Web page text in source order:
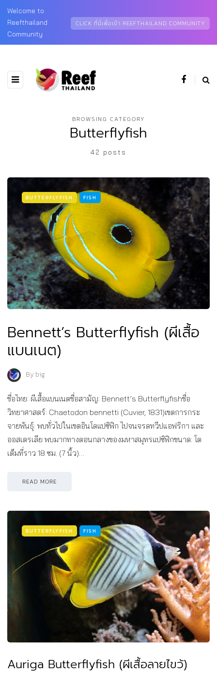
Welcome to
Reefthailand
Community
CLICK ที่นี่เพื่อเข้า REEFTHAILAND COMMUNITY
BROWSING CATEGORY
Butterflyfish
42 posts
BUTTERFLYFISH FISH
Bennett’s Butterflyfish (ผีเสื้อ
แบนเนต)
Bybig
ชื่อไทย: ผีเสื้อแบนเนตชื่อสามัญ: Bennett’s Butterflyfishชื่อ
วิทยาศาสตร์: Chaetodon bennetti (Cuvier, 1831)เขตการกระ
จายพันธุ์: พบทั่วไปในเขตอินโดแปซิฟิก ไปจนจรดทวีปแอฟริกา และ
ออสเตรเลีย พบมากทางตอนกลางของมหาสมุทรแปซิฟิกขนาด: โต
เต็มที่ราว 18 ซม. (7 นิ้ว)…
READ MORE
BUTTERFLYFISH FISH
Auriga Butterflyfish (ผีเสื้อลายไขว้)